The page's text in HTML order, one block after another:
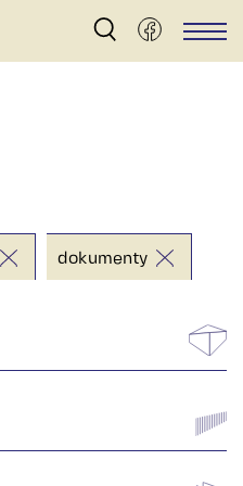
dokumenty